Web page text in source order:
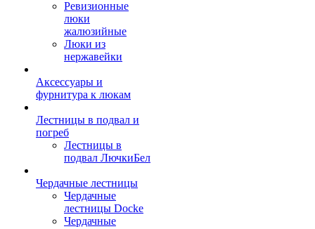
Ревизионные
люки
жалюзийные
Люки из
нержавейки
Аксессуары и
фурнитура к люкам
Лестницы в подвал и
погреб
Лестницы в
подвал ЛючкиБел
Чердачные лестницы
Чердачные
лестницы Docke
Чердачные